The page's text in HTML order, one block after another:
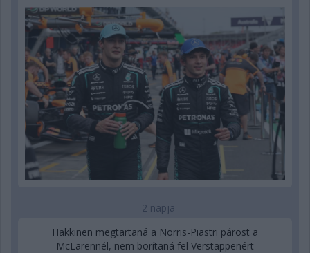
2 napja
Hakkinen megtartaná a Norris-Piastri párost a
McLarennél, nem borítaná fel Verstappenért